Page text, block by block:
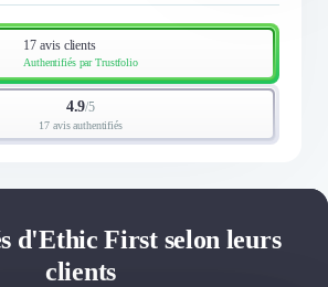
17 avis clients
Authentifiés par Trustfolio
4.9/5
17 avis authentifiés
d'Ethic First selon leurs
clients